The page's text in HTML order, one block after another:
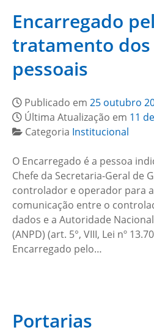
Encarregado
tratamento dos
pessoais
Publicado em 25 outubro
Última Atualização em 11
Categoria Institucional
O Encarregado é a pessoa
Chefe da Secretaria-Geral de
controlador e operador para
comunicação entre o
dados e a Autoridade
(ANPD) (art. 5°, VIII, Lei nº
Encarregado pelo…
Portarias